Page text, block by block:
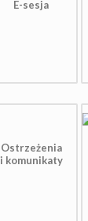
E-sesja
Ostrzeżenia
i komunikaty